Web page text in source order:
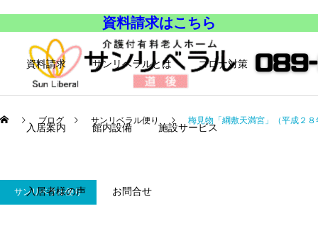
資料請求はこちら
資料請求 サンリベラルとは コロナ対策
入居案内 館内設備 施設サービス
入居者様の声 お問合せ
ブログ サンリベラル便り 梅見物「綱敷天満宮」（平成２
サンリベラル便り